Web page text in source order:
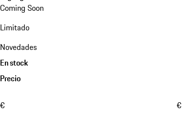
Coming Soon
Limitado
Novedades
En stock
Precio
€ €